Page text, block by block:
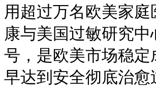
用超过万名欧美家
康与美国过敏研究
号，是欧美市场稳
早达到安全彻底治愈